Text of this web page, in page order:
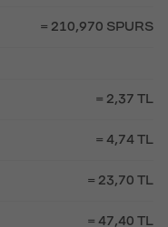
= 210,970 SPURS
= 2,37 TL
= 4,74 TL
= 23,70 TL
= 47,40 TL